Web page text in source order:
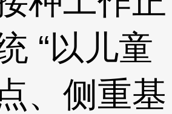
“以儿童
、侧重基